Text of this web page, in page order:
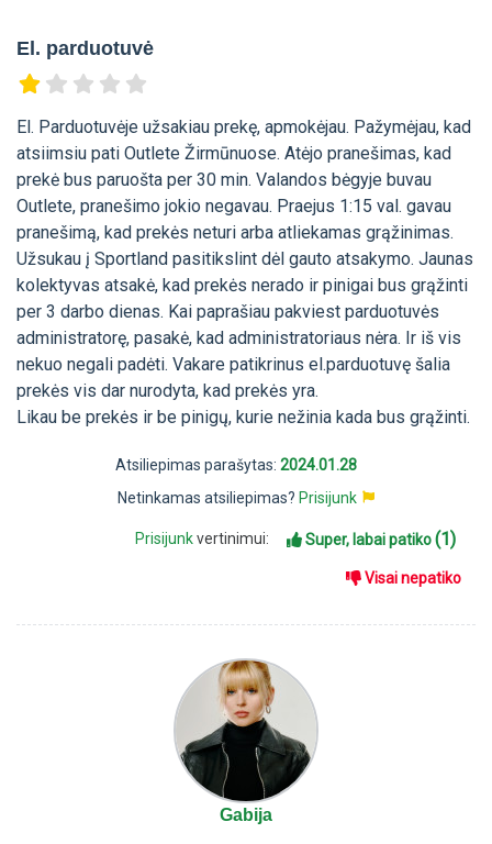
El. parduotuvė
El. Parduotuvėje užsakiau prekę, apmokėjau. Pažymėjau, kad
atsiimsiu pati Outlete Žirmūnuose. Atėjo pranešimas, kad
prekė bus paruošta per 30 min. Valandos bėgyje buvau
Outlete, pranešimo jokio negavau. Praejus 1:15 val. gavau
pranešimą, kad prekės neturi arba atliekamas grąžinimas.
Užsukau į Sportland pasitikslint dėl gauto atsakymo. Jaunas
kolektyvas atsakė, kad prekės nerado ir pinigai bus grąžinti
per 3 darbo dienas. Kai paprašiau pakviest parduotuvės
administratorę, pasakė, kad administratoriaus nėra. Ir iš vis
nekuo negali padėti. Vakare patikrinus el.parduotuvę šalia
prekės vis dar nurodyta, kad prekės yra.
Likau be prekės ir be pinigų, kurie nežinia kada bus grąžinti.
Atsiliepimas parašytas: 2024.01.28
Netinkamas atsiliepimas? Prisijunk
Prisijunkvertinimui: Super, labai patiko(1)
Visai nepatiko
Gabija